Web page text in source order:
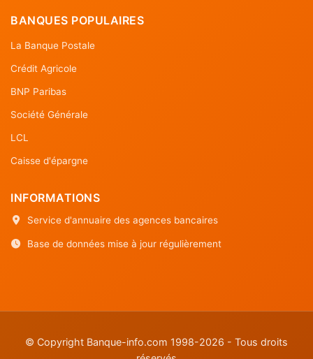
BANQUES POPULAIRES
La Banque Postale
Crédit Agricole
BNP Paribas
Société Générale
LCL
Caisse d'épargne
INFORMATIONS
Service d'annuaire des agences bancaires
Base de données mise à jour régulièrement
© Copyright Banque-info.com 1998-2026 - Tous droits